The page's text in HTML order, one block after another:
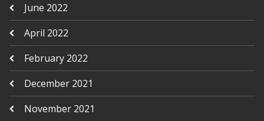
June 2022
April 2022
February 2022
December 2021
November 2021